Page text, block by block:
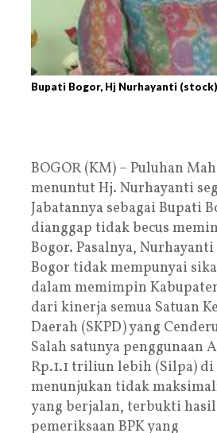
Bupati Bogor, Hj Nurhayanti (stock)
BOGOR (KM) – Puluhan
menuntut Hj. Nurhayanti
Jabatannya sebagai Bupati
dianggap tidak becus
Bogor. Pasalnya,
Bogor tidak mempunyai
dalam memimpin
dari kinerja semua Satuan
Daerah (SKPD) yang
Salah satunya penggunaan
Rp.1.1 triliun lebih (Silpa)
menunjukan tidak
yang berjalan, terbukti
pemeriksaan BPK yang